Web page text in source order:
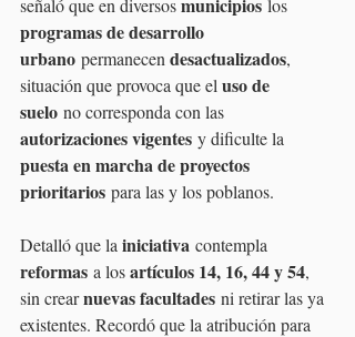
señaló que en diversos
los
programas de desarrollo
urbano permanecen desactualizados,
situación que provoca que el uso de
suelo no corresponda con las
autorizaciones vigentes y dificulte la
puesta en marcha de proyectos
prioritarios para las y los poblanos.
Detalló que la iniciativa contempla
reformas a los artículos 14, 16, 44 y 54,
sin crear nuevas facultades ni retirar las ya
existentes. Recordó que la atribución para